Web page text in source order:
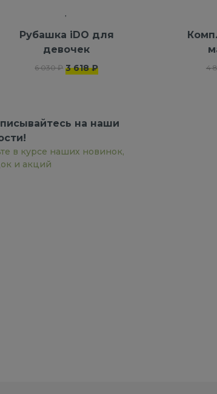
Рубашка iDO для
девочек
6 030 ₽ 3 618 ₽ 4
на наши
в курсе наших новинок,
и акций